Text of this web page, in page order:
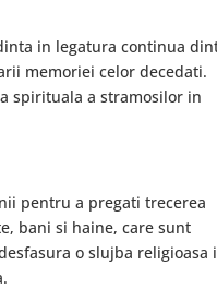
in legatura continua
memoriei celor decedati.
spirituala a stramosilor in
pentru a pregati trecerea
bani si haine, care sunt
o slujba religioasa